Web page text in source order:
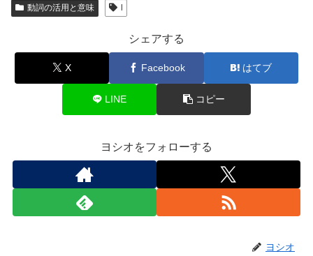
動詞の活用と意味
シェアする
X Facebook はてブ
LINE コピー
ヨシオをフォローする
ヨシオ